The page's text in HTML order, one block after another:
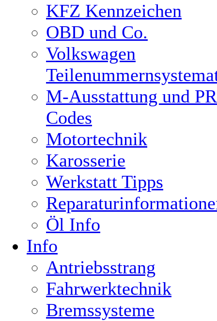
KFZ Kennzeichen
OBD und Co.
Volkswagen
M-Ausstattung und
Codes
Motortechnik
Karosserie
Werkstatt Tipps
Öl Info
Info
Antriebsstrang
Fahrwerktechnik
Bremssysteme